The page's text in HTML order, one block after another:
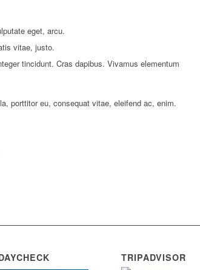
eget, arcu.
vitae, justo.
tincidunt. Cras dapibus. Vivamus elementum
porttitor eu, consequat vitae, eleifend ac, enim.
TRIPADVISOR